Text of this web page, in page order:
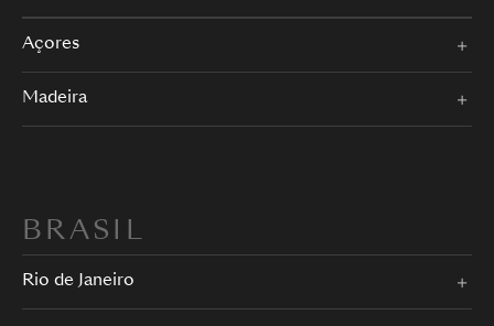
Açores
Madeira
BRASIL
Rio de Janeiro